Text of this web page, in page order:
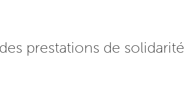
prestations de solidarité